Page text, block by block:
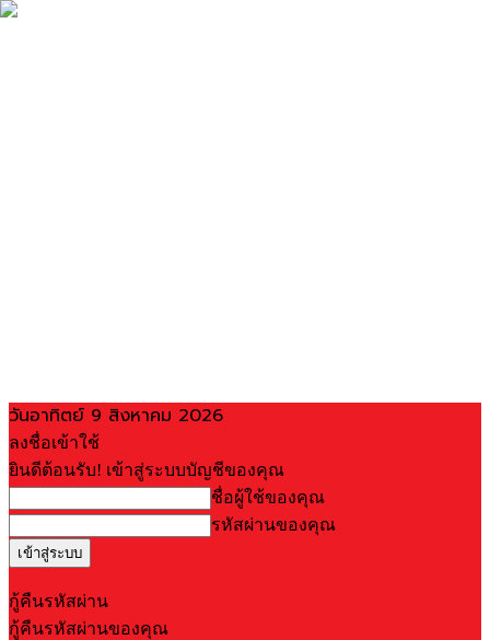
วันอาทิตย์ 9 สิงหาคม 2026
ลงชื่อเข้าใช้
ยินดีต้อนรับ! เข้าสู่ระบบบัญชีของคุณ
ชื่อผู้ใช้ของคุณ
รหัสผ่านของคุณ
กู้คืนรหัสผ่าน
กู้คืนรหัสผ่านของคุณ